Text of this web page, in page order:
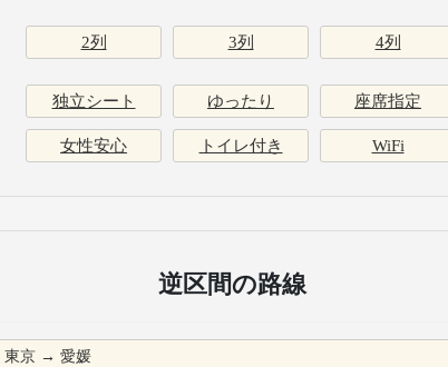
2列 3列 4列
独立シート ゆったり 座席指定
女性安心 トイレ付き WiFi
逆区間の路線
東京 →愛媛